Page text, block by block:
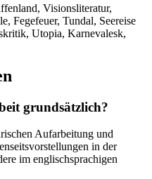
Visionsliteratur,
Fegefeuer, Tundal, Seereise
Utopia, Karnevalesk,
grundsätzlich?
Aufarbeitung und
in der
im englischsprachigen